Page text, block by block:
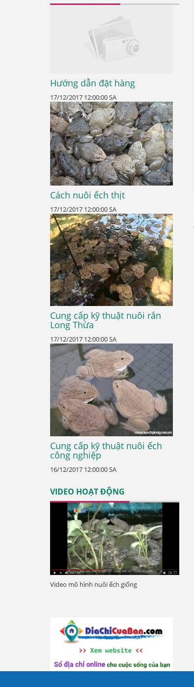
Hướng dẫn đặt hàng
17/12/2017 12:00:00 SA
Cách nuôi ếch thịt
17/12/2017 12:00:00 SA
Cung cấp kỹ thuật nuôi rắn
Long Thừa
17/12/2017 12:00:00 SA
Cung cấp kỹ thuật nuôi ếch
công nghiệp
16/12/2017 12:00:00 SA
VIDEO HOẠT ĐỘNG
Video mô hình nuôi ếch giống